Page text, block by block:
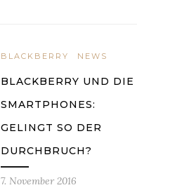
BLACKBERRY NEWS
BLACKBERRY UND DIE
SMARTPHONES:
GELINGT SO DER
DURCHBRUCH?
7. November 2016